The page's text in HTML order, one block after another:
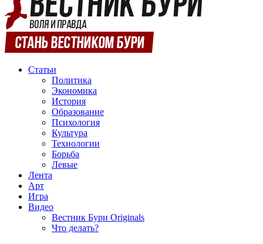
Статьи
Политика
Экономика
История
Образование
Психология
Культура
Технологии
Борьба
Левые
Лента
Арт
Игра
Видео
Вестник Бури Originals
Что делать?